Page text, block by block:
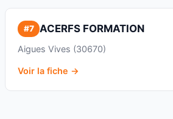
#7 ACERFS FORMATION
Aigues Vives (30670)
Voir la fiche →